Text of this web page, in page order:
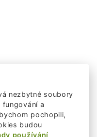
nezbytné soubory
a
pochopili,
budou
používání